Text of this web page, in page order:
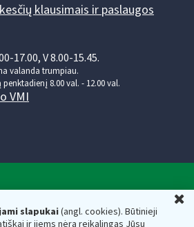
slapukai(angl. cookies). Būtinieji
ir jiems nėra reikalingas Jūsų
klausimais ir paslaugos
17.00, V 8.00-15.45.
valanda trumpiau.
8.00 val. - 12.00 val.
VMI
ministerijos